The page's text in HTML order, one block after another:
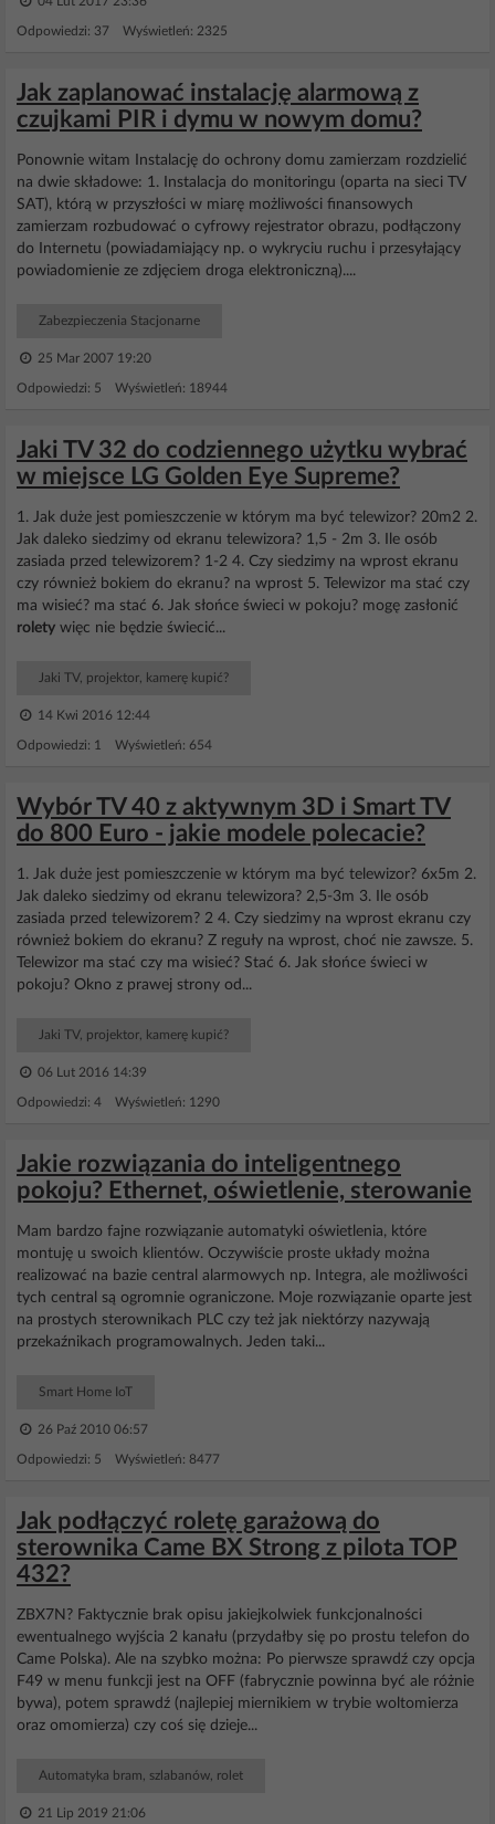
Odpowiedzi: 37 Wyświetleń: 2325
Jak zaplanować instalację alarmową z
czujkami PIR i dymu w nowym domu?
Ponownie witam Instalację do ochrony domu zamierzam rozdzielić
na dwie składowe: 1. Instalacja do monitoringu (oparta na sieci TV
SAT), którą w przyszłości w miarę możliwości finansowych
zamierzam rozbudować o cyfrowy rejestrator obrazu, podłączony
do Internetu (powiadamiający np. o wykryciu ruchu i przesyłający
powiadomienie ze zdjęciem droga elektroniczną)....
Zabezpieczenia Stacjonarne
25 Mar 2007 19:20
Odpowiedzi: 5 Wyświetleń: 18944
Jaki TV 32 do codziennego użytku wybrać
w miejsce LG Golden Eye Supreme?
1. Jak duże jest pomieszczenie w którym ma być telewizor? 20m2 2.
Jak daleko siedzimy od ekranu telewizora? 1,5 - 2m 3. Ile osób
zasiada przed telewizorem? 1-2 4. Czy siedzimy na wprost ekranu
czy również bokiem do ekranu? na wprost 5. Telewizor ma stać czy
ma wisieć? ma stać 6. Jak słońce świeci w pokoju? mogę zasłonić
rolety więc nie będzie świecić...
Jaki TV, projektor, kamerę kupić?
14 Kwi 2016 12:44
Odpowiedzi: 1 Wyświetleń: 654
Wybór TV 40 z aktywnym 3D i Smart TV
do 800 Euro - jakie modele polecacie?
1. Jak duże jest pomieszczenie w którym ma być telewizor? 6x5m 2.
Jak daleko siedzimy od ekranu telewizora? 2,5-3m 3. Ile osób
zasiada przed telewizorem? 2 4. Czy siedzimy na wprost ekranu czy
również bokiem do ekranu? Z reguły na wprost, choć nie zawsze. 5.
Telewizor ma stać czy ma wisieć? Stać 6. Jak słońce świeci w
pokoju? Okno z prawej strony od...
Jaki TV, projektor, kamerę kupić?
06 Lut 2016 14:39
Odpowiedzi: 4 Wyświetleń: 1290
Jakie rozwiązania do inteligentnego
pokoju? Ethernet, oświetlenie, sterowanie
Mam bardzo fajne rozwiązanie automatyki oświetlenia, które
montuję u swoich klientów. Oczywiście proste układy można
realizować na bazie central alarmowych np. Integra, ale możliwości
tych central są ogromnie ograniczone. Moje rozwiązanie oparte jest
na prostych sterownikach PLC czy też jak niektórzy nazywają
przekaźnikach programowalnych. Jeden taki...
Smart Home IoT
26 Paź 2010 06:57
Odpowiedzi: 5 Wyświetleń: 8477
Jak podłączyć roletę garażową do
sterownika Came BX Strong z pilota TOP
432?
ZBX7N? Faktycznie brak opisu jakiejkolwiek funkcjonalności
ewentualnego wyjścia 2 kanału (przydałby się po prostu telefon do
Came Polska). Ale na szybko można: Po pierwsze sprawdź czy opcja
F49 w menu funkcji jest na OFF (fabrycznie powinna być ale różnie
bywa), potem sprawdź (najlepiej miernikiem w trybie woltomierza
oraz omomierza) czy coś się dzieje...
Automatyka bram, szlabanów, rolet
21 Lip 2019 21:06